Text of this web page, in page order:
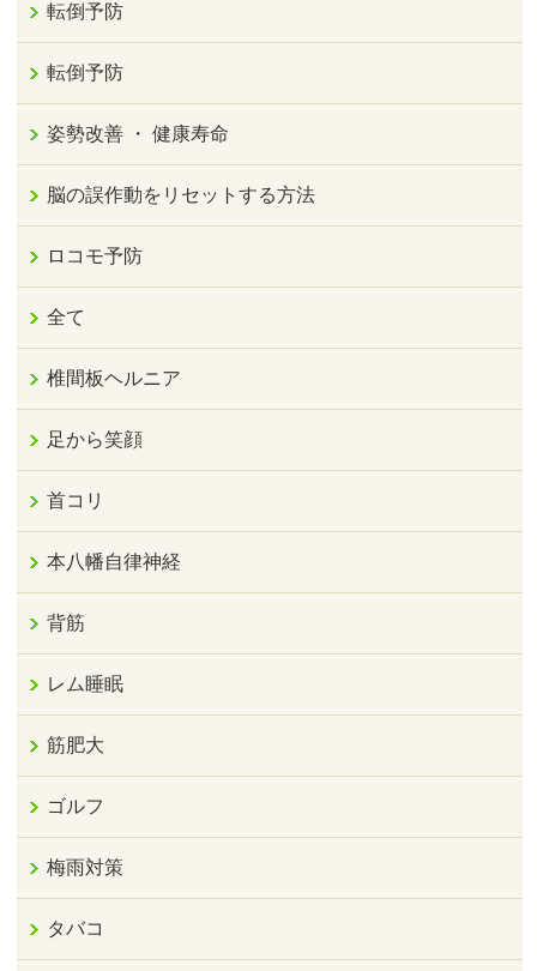
転倒予防
転倒予防
姿勢改善 ・ 健康寿命
脳の誤作動をリセットする方法
ロコモ予防
全て
椎間板ヘルニア
足から笑顔
首コリ
本八幡自律神経
背筋
レム睡眠
筋肥大
ゴルフ
梅雨対策
タバコ